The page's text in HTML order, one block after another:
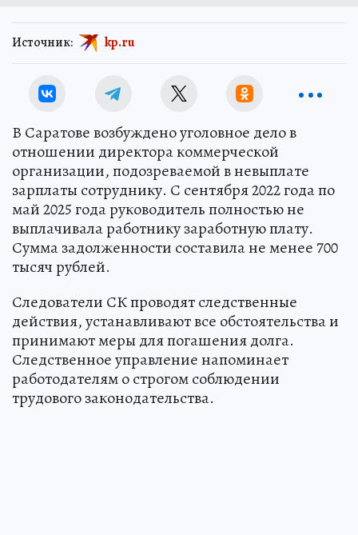
Источник: kp.ru
В Саратове возбуждено уголовное дело в
отношении директора коммерческой
организации, подозреваемой в невыплате
зарплаты сотруднику. С сентября 2022 года по
май 2025 года руководитель полностью не
выплачивала работнику заработную плату.
Сумма задолженности составила не менее 700
тысяч рублей.
Следователи СК проводят следственные
действия, устанавливают все обстоятельства и
принимают меры для погашения долга.
Следственное управление напоминает
работодателям о строгом соблюдении
трудового законодательства.